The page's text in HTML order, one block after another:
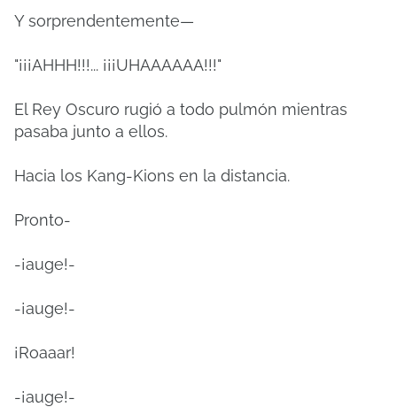
Y sorprendentemente—
"¡¡¡AHHH!!!... ¡¡¡UHAAAAAA!!!"
El Rey Oscuro rugió a todo pulmón mientras
pasaba junto a ellos.
Hacia los Kang-Kions en la distancia.
Pronto-
-¡auge!-
-¡auge!-
¡Roaaar!
-¡auge!-